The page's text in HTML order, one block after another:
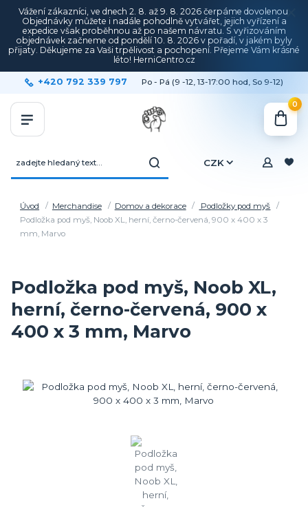
Vážení zákazníci, ve dnech 2. 8. až 9. 8. 2026 čerpáme dovolenou.
Objednávky můžete i nadále pohodlně vytvářet, jejich vyřízení a
expedice však proběhnou až po našem návratu. S vyřizováním
objednávek začneme od pondělí 10. 8. 2026 v pořadí, v jakém byly
přijaty. Děkujeme za Vaši trpělivost a pochopení. Přejeme Vám krásné
léto! HerniCentro.cz
CZK
+420 792 339 797 Po - Pá (9 -12, 13-17:00 hod, So 9-12)
0
Úvod Merchandise Domov a dekorace
Podložky pod myš
Podložka pod myš, Noob XL, herní, černo-červená, 900 x 400 x 3
mm, Marvo
Podložka pod myš, Noob XL,
herní, černo-červená, 900 x
400 x 3 mm, Marvo